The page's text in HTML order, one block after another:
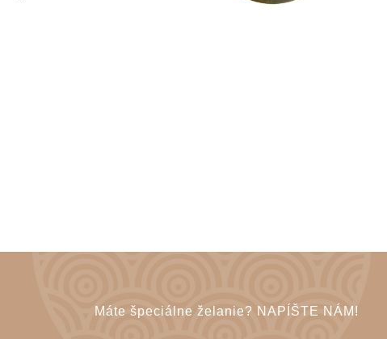
Máte špeciálne želanie? NAPÍŠTE NÁM!